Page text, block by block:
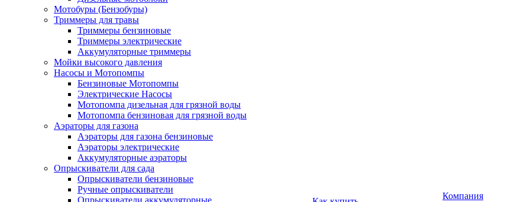
Мотобуры (Бензобуры)
Триммеры для травы
Триммеры бензиновые
Триммеры электрические
Аккумуляторные триммеры
Мойки высокого давления
Насосы и Мотопомпы
Бензиновые Мотопомпы
Электрические Насосы
Мотопомпа дизельная для грязной воды
Мотопомпа бензиновая для грязной воды
Аэраторы для газона
Аэраторы для газона бензиновые
Аэраторы электрические
Аккумуляторные аэраторы
Опрыскиватели для сада
Опрыскиватели бензиновые
Ручные опрыскиватели
Опрыскиватели аккумуляторные
Компания